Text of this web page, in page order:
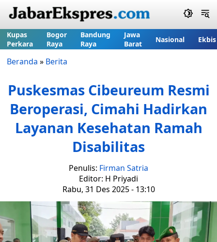
Kupas
Perkara
Bogor
Raya
Bandung
Raya
Jawa
Barat
Nasional Ekbis
Beranda » Berita
Puskesmas Cibeureum Resmi
Beroperasi, Cimahi Hadirkan
Layanan Kesehatan Ramah
Disabilitas
Penulis: Firman Satria
Editor: H Priyadi
Rabu, 31 Des 2025 - 13:10